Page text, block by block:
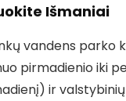
Išmaniai
vandens parko
pirmadienio iki
ir